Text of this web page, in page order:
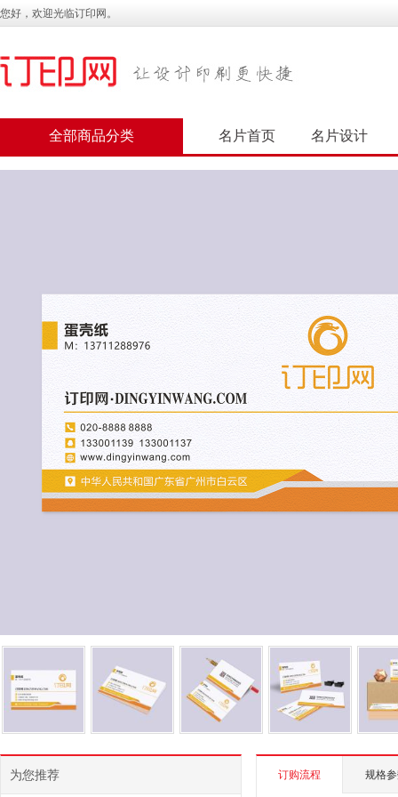
您好，欢迎光临订印网。
全部商品分类 名片首页 名片设计
为您推荐 订购流程 规格